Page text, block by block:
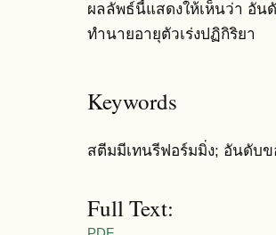
ผลลัพธ์นี้แสดงให้เห็นว่า อัน
ทำนายอายุตัวเร่งปฏิกิริยา
Keywords
สตีมมีเทนรีฟอร์มมิ่ง; อันดับข
Full Text: